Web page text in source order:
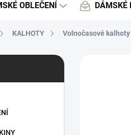
OBLEČENÍ DÁMSKÉ
KALHOTY Volnočasové kalhoty